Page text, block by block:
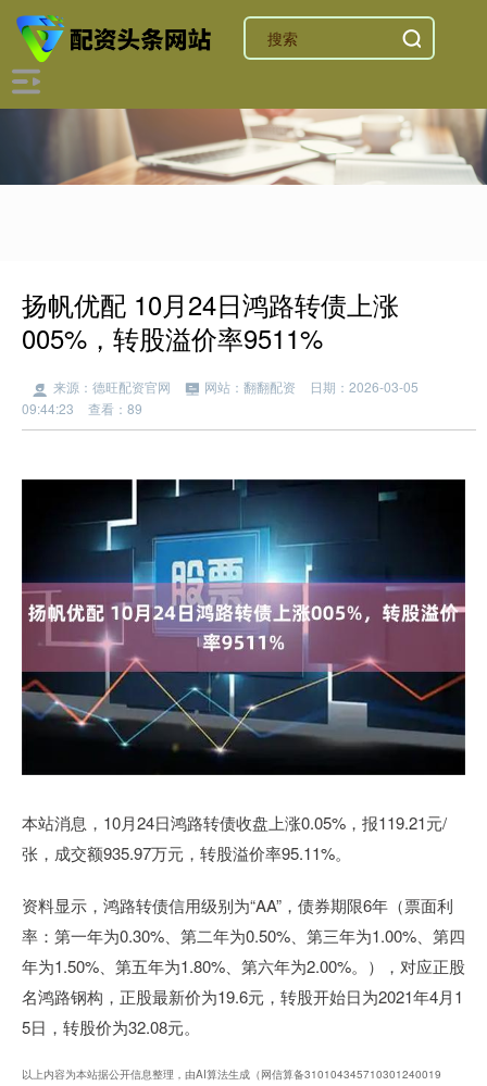
扬帆优配 10月24日鸿路转债上涨
005%，转股溢价率9511%
来源：德旺配资官网 网站：翻翻配资
日期：2026-03-05
09:44:23
查看：89
本站消息，10月24日鸿路转债收盘上涨0.05%，报119.21元/
张，成交额935.97万元，转股溢价率95.11%。
资料显示，鸿路转债信用级别为“AA”，债券期限6年（票面利
率：第一年为0.30%、第二年为0.50%、第三年为1.00%、第四
年为1.50%、第五年为1.80%、第六年为2.00%。），对应正股
名鸿路钢构，正股最新价为19.6元，转股开始日为2021年4月1
5日，转股价为32.08元。
以上内容为本站据公开信息整理，由AI算法生成（网信算备310104345710301240019